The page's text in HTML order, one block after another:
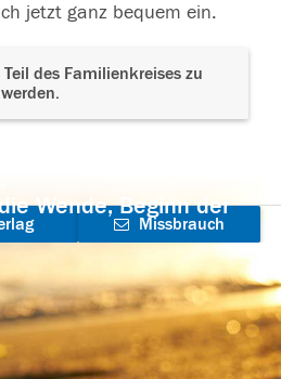
jetzt ganz bequem ein.
des Familienkreises zu
werden.
Wende, Beginn der
Missbrauch